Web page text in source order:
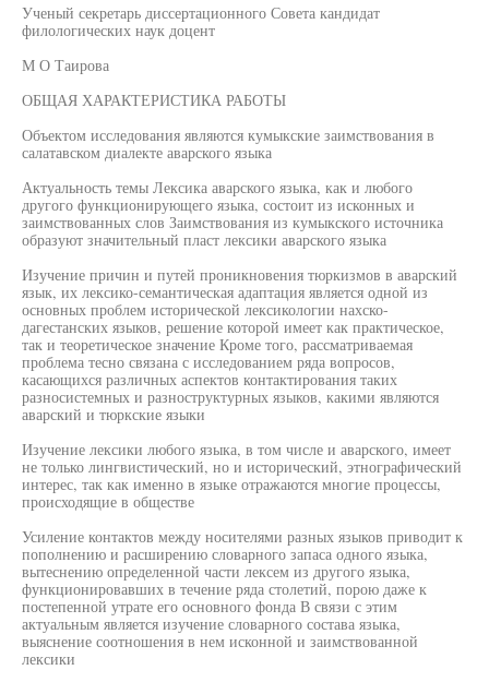
Ученый секретарь диссертационного Совета кандидат
филологических наук доцент
М О Таирова
ОБЩАЯ ХАРАКТЕРИСТИКА РАБОТЫ
Объектом исследования являются кумыкские заимствования в
салатавском диалекте аварского языка
Актуальность темы Лексика аварского языка, как и любого
другого функционирующего языка, состоит из исконных и
заимствованных слов Заимствования из кумыкского источника
образуют значительный пласт лексики аварского языка
Изучение причин и путей проникновения тюркизмов в аварский
язык, их лексико-семантическая адаптация является одной из
основных проблем исторической лексикологии нахско-
дагестанских языков, решение которой имеет как практическое,
так и теоретическое значение Кроме того, рассматриваемая
проблема тесно связана с исследованием ряда вопросов,
касающихся различных аспектов контактирования таких
разносистемных и разноструктурных языков, какими являются
аварский и тюркские языки
Изучение лексики любого языка, в том числе и аварского, имеет
не только лингвистический, но и исторический, этнографический
интерес, так как именно в языке отражаются многие процессы,
происходящие в обществе
Усиление контактов между носителями разных языков приводит к
пополнению и расширению словарного запаса одного языка,
вытеснению определенной части лексем из другого языка,
функционировавших в течение ряда столетий, порою даже к
постепенной утрате его основного фонда В связи с этим
актуальным является изучение словарного состава языка,
выяснение соотношения в нем исконной и заимствованной
лексики